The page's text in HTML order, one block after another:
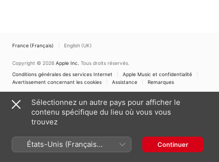
France (Français) English (UK)
Copyright © 2026 Apple Inc. Tous droits réservés.
Conditions générales des services Internet
Apple Music et confidentialité
Avertissement concernant les cookies
Assistance Remarques
Sélectionnez un autre pays pour afficher le
contenu spécifique du lieu où vous vous
trouvez
États-Unis (Français
France)
Continuer